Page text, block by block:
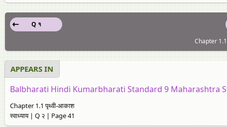
Q १
Chapter
APPEARS IN
Balbharati Hindi Kumarbharati Standard 9 Maharashtra
Chapter 1.1 पृथ्‍वी-आकाश
स्वाध्याय | Q २ | Page 41